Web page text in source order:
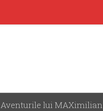
Aventurile lui MAXimilian